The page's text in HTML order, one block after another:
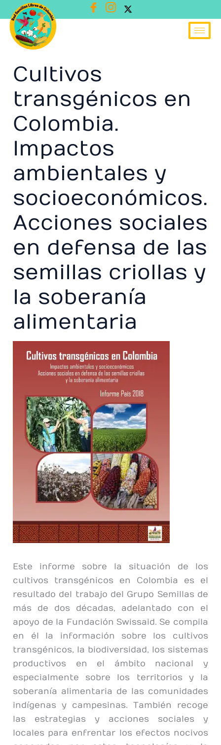
al
contenido
Cultivos
transgénicos en
Colombia.
Impactos
ambientales y
socioeconómicos.
Acciones sociales
en defensa de las
semillas criollas y
la soberanía
alimentaria
Este informe sobre la situación de los
cultivos transgénicos en Colombia es el
resultado del trabajo del Grupo Semillas de
más de dos décadas, adelantado con el
apoyo de la Fundación Swissaid. Se compila
en él la información sobre los cultivos
transgénicos, la biodiversidad, los sistemas
productivos en el ámbito nacional y
especialmente sobre los territorios y la
soberanía alimentaria de las comunidades
indígenas y campesinas. También recoge
las estrategias y acciones sociales y
locales para enfrentar los efectos nocivos